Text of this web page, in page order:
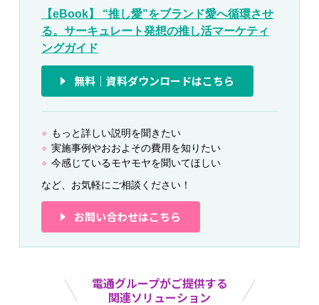
【eBook】 “推し愛”をブランド愛へ循環させ
る。サーキュレート発想の推し活マーケティ
ングガイド
無料｜資料ダウンロードはこちら
もっと詳しい説明を聞きたい
実施事例やおおよその費用を知りたい
今感じているモヤモヤを聞いてほしい
など、お気軽にご相談ください！
お問い合わせはこちら
電通グループがご提供する
関連ソリューション